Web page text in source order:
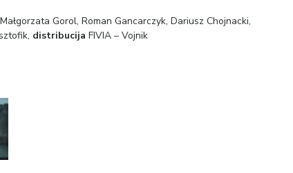
Gorol, Roman Gancarczyk, Dariusz Chojnacki,
distribucija FIVIA – Vojnik